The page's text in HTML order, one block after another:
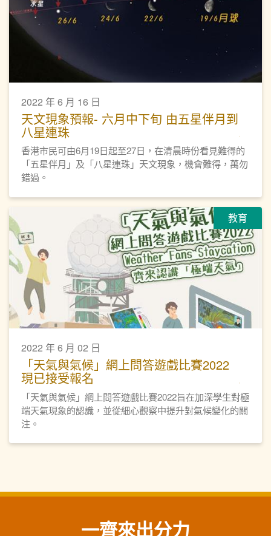
2022 年 6 月 16 日
天文現象預報- 六月中下旬 由五星伴月到
八星連珠
香港市民可由6月19日起至27日，在清晨時份看見難得的
「五星伴月」及「八星連珠」天文現象，機會難得，萬勿
錯過。
教育
2022 年 6 月 02 日
「天氣與氣候」網上問答遊戲比賽2022
現已接受報名
「天氣與氣候」網上問答遊戲比賽2022旨在加深學生對極
端天氣現象的認識，並從細心觀察中提升對氣候變化的關
注。
一齊來出分力